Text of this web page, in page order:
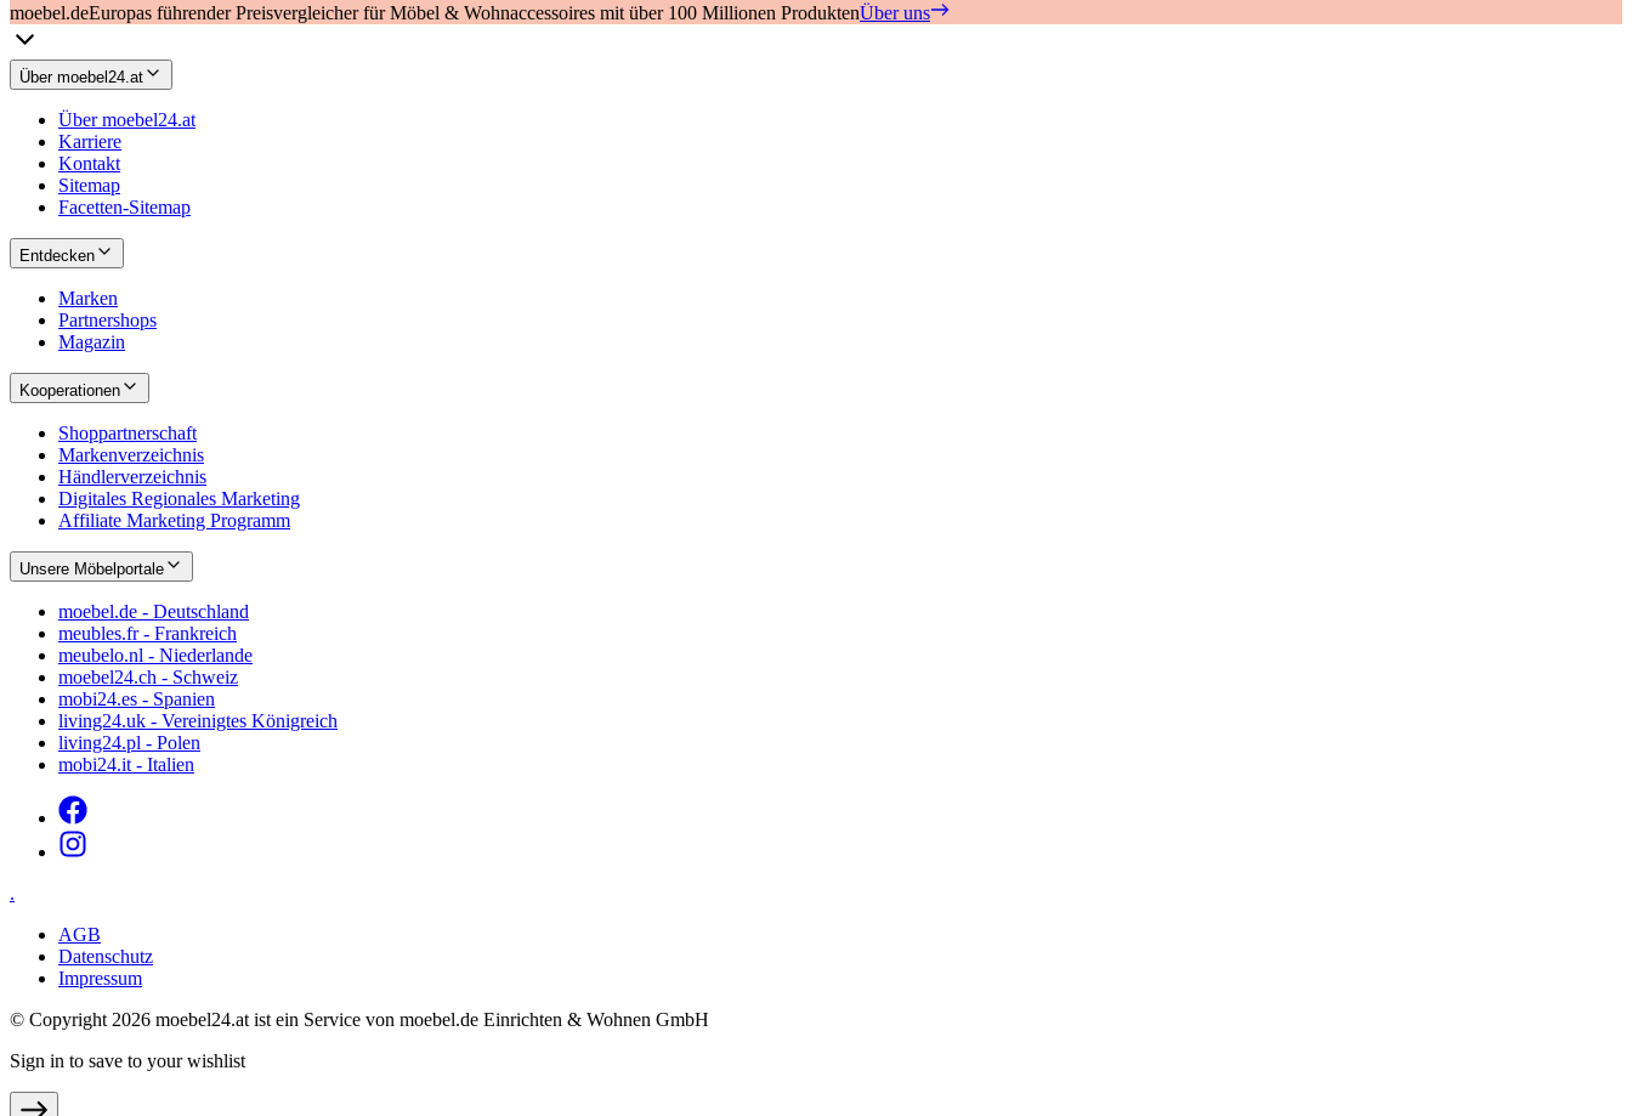
moebel.deEuropas führender Preisvergleicher für Möbel & Wohnaccessoires mit über 100 Millionen ProduktenÜber uns
Über moebel24.at
Über moebel24.at
Karriere
Kontakt
Sitemap
Facetten-Sitemap
Entdecken
Marken
Partnershops
Magazin
Kooperationen
Shoppartnerschaft
Markenverzeichnis
Händlerverzeichnis
Digitales Regionales Marketing
Affiliate Marketing Programm
Unsere Möbelportale
moebel.de - Deutschland
meubles.fr - Frankreich
meubelo.nl - Niederlande
moebel24.ch - Schweiz
mobi24.es - Spanien
living24.uk - Vereinigtes Königreich
living24.pl - Polen
mobi24.it - Italien
.
AGB
Datenschutz
Impressum
© Copyright 2026 moebel24.at ist ein Service von moebel.de Einrichten & Wohnen GmbH
Sign in to save to your wishlist